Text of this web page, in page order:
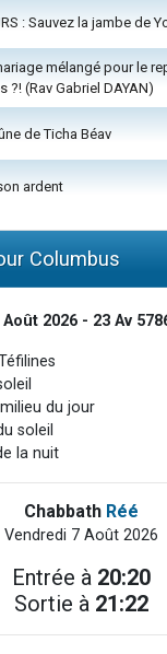
: Sauvez la jambe de
mélangé pour le
?! (Rav Gabriel DAYAN)
de Ticha Béav
ardent
Columbus
Août 2026 - 23 Av
du jour
soleil
la nuit
Chabbath Réé
Vendredi 7 Août 2026
Entrée à 20:20
Sortie à 21:22